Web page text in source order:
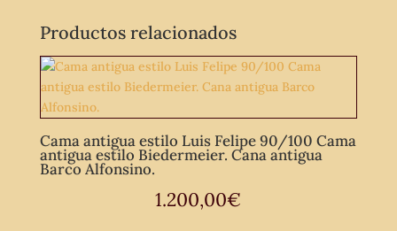
Productos relacionados
Cama antigua estilo Luis Felipe 90/100 Cama
antigua estilo Biedermeier. Cana antigua
Barco Alfonsino.
1.200,00€